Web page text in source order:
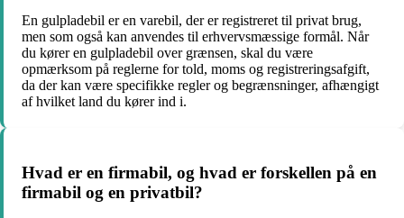
En gulpladebil er en varebil, der er registreret til privat brug,
men som også kan anvendes til erhvervsmæssige formål. Når
du kører en gulpladebil over grænsen, skal du være
opmærksom på reglerne for told, moms og registreringsafgift,
da der kan være specifikke regler og begrænsninger, afhængigt
af hvilket land du kører ind i.
Hvad er en firmabil, og hvad er forskellen på en
firmabil og en privatbil?